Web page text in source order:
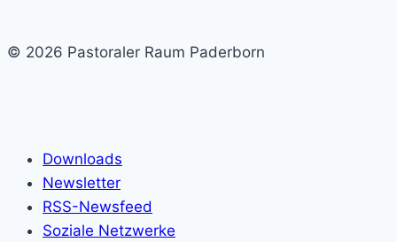
© 2026 Pastoraler Raum Paderborn
Downloads
Newsletter
RSS-Newsfeed
Soziale Netzwerke